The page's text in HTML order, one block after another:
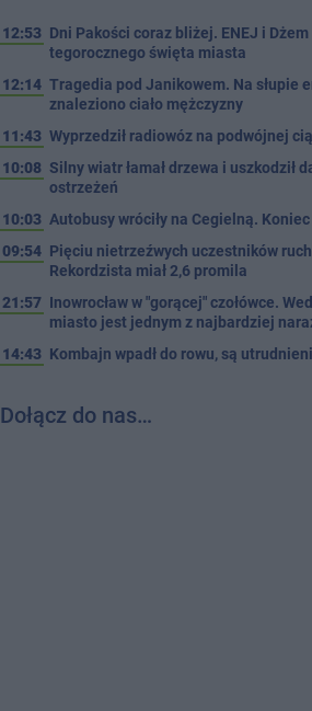
12:53 Dni Pakości coraz bliżej. ENEJ i
tegorocznego święta miasta
12:14 Tragedia pod Janikowem. Na słupie
znaleziono ciało mężczyzny
11:43 Wyprzedził radiowóz na podwójnej
10:08 Silny wiatr łamał drzewa i uszkodził
ostrzeżeń
10:03 Autobusy wróciły na Cegielną.
09:54 Pięciu nietrzeźwych uczestników
Rekordzista miał 2,6 promila
21:57 Inowrocław w "gorącej" czołówce.
miasto jest jednym z najbardziej
14:43 Kombajn wpadł do rowu, są
Dołącz do nas…